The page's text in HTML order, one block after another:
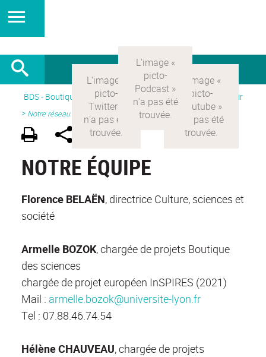
BDS - Boutique des sciences Version Française> Découvrir
> Notre réseau
NOTRE ÉQUIPE
Florence BELAËN, directrice Culture, sciences et
société
Armelle BOZOK, chargée de projets Boutique
des sciences
chargée de projet européen InSPIRES (2021)
Mail : armelle.bozok@universite-lyon.fr
Tel : 07.88.46.74.54
Hélène CHAUVEAU, chargée de projets